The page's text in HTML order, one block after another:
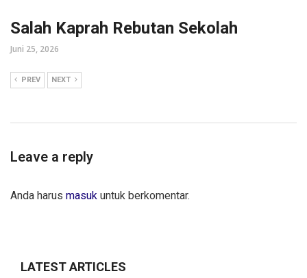
Salah Kaprah Rebutan Sekolah
Juni 25, 2026
PREV NEXT
Leave a reply
Anda harus masuk untuk berkomentar.
LATEST ARTICLES